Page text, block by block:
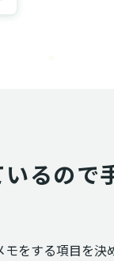
るので
をする項目を決